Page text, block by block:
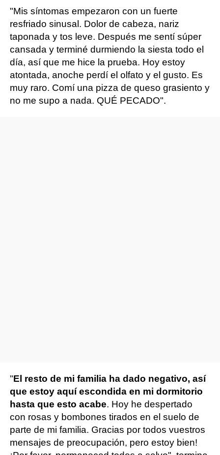
"Mis síntomas empezaron con un fuerte
resfriado sinusal. Dolor de cabeza, nariz
taponada y tos leve. Después me sentí súper
cansada y terminé durmiendo la siesta todo el
día, así que me hice la prueba. Hoy estoy
atontada, anoche perdí el olfato y el gusto. Es
muy raro. Comí una pizza de queso grasiento y
no me supo a nada. QUÉ PECADO".
"El resto de mi familia ha dado negativo, así
que estoy aquí escondida en mi dormitorio
hasta que esto acabe. Hoy he despertado
con rosas y bombones tirados en el suelo de
parte de mi familia. Gracias por todos vuestros
mensajes de preocupación, pero estoy bien!